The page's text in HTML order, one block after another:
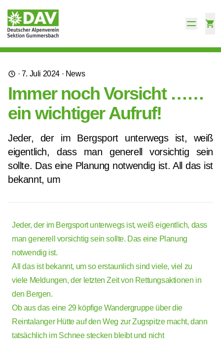
· 7. Juli 2024 · News
Immer noch Vorsicht ……
ein wichtiger Aufruf!
Jeder, der im Bergsport unterwegs ist, weiß
eigentlich, dass man generell vorsichtig sein
sollte. Das eine Planung notwendig ist. All das ist
bekannt, um
Jeder, der im Bergsport unterwegs ist, weiß eigentlich, dass
man generell vorsichtig sein sollte. Das eine Planung
notwendig ist.
All das ist bekannt, um so erstaunlich sind viele, viel zu
viele Meldungen, der letzten Zeit von Rettungsaktionen in
den Bergen.
Ob aus das eine 29 köpfige Wandergruppe über die
Reintalanger Hütte auf den Weg zur Zugspitze macht, dann
tatsächlich im Schnee stecken bleibt und nicht